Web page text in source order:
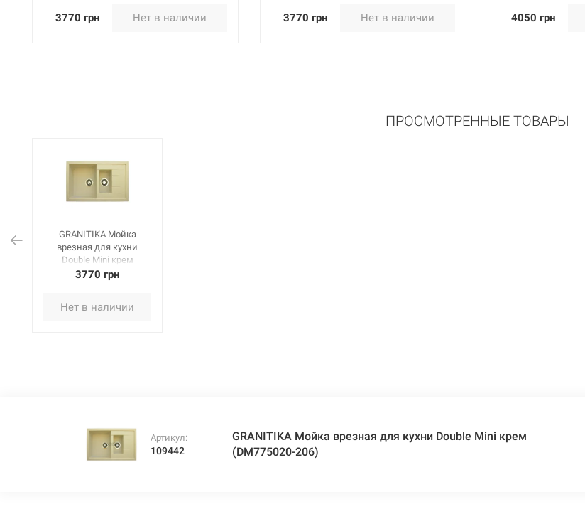
3770 грн Нет в наличии 3770 грн Нет в наличии 4050 грн
ПРОСМОТРЕННЫЕ ТОВАРЫ
GRANITIKA Мойка
врезная для кухни
Double Mini крем
(DM775020-206)
3770 грн
Нет в наличии
Артикул:
109442
GRANITIKA Мойка врезная для кухни Double Mini крем
(DM775020-206)